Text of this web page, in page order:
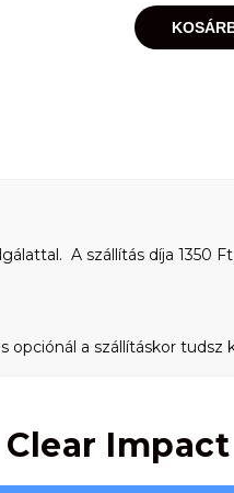
A szállítás díja 1350
a szállításkor
Clear Impact